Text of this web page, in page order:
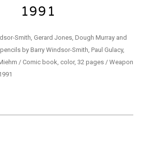
1991
Smith, Gerard Jones, Dough Murray and
by Barry Windsor-Smith, Paul Gulacy,
/ Comic book, color, 32 pages / Weapon